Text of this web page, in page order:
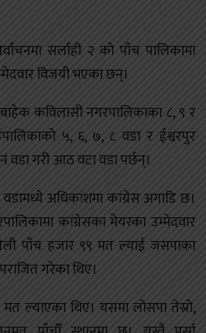
सर्लाही २ को पाँच पालिकामा
विजयी भएका छन्।
कविलासी नगरपालिकाका ८, ९ र
५, ६, ७, ८ वडा र ईश्वरपुर
वडा गरी आठ वटा वडा पर्छन्।
वडामध्ये अधिकांशमा कांग्रेस अगाडि छ।
कांग्रेसका मेयरका उम्मेदवार
पाँच हजार ९९ मत ल्याई जसपाका
गरेका थिए।
ल्याएका थिए। यसमा लोसपा तेस्रो,